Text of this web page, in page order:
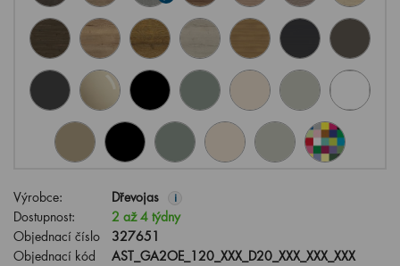
Výrobce: Dřevojas i
Dostupnost:
2 až 4 týdny
Objednací číslo
327651
Objednací kód
AST_GA2OE_120_XXX_D20_XXX_XXX_XXX